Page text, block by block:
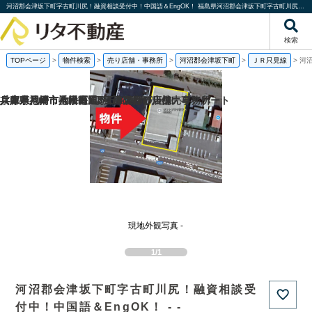
河沼郡会津坂下町字古町川尻！融資相談受付中！中国語＆EngOK！ 福島県河沼郡会津坂下町字古町川尻｜売り店舗・事務所｜株式会社リタ不動産
検索
TOPページ > 物件検索 > 売り店舗・事務所 > 河沼郡会津坂下町 > ＪＲ只見線 > 河
1/1
現地外観写真 -
河沼郡会津坂下町字古町川尻！融資相談受
付中！中国語＆EngOK！ - -
兵庫県神戸市垂水区旭が丘3丁目の一棟売りアパート
兵庫県尼崎市神田南通3丁目の売り店舗・事務所
兵庫県尼崎市七松町1丁目の1棟売りビル
京都府八幡市八幡長田の1棟売りビル